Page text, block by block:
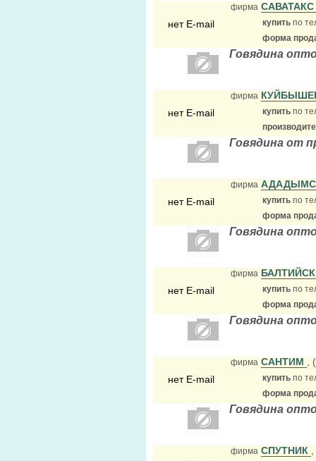
нет E-mail
фирма САВАТАКС
купить по
форма
Говядина
нет E-mail
фирма
купить по
Говядина от
нет E-mail
фирма
купить по
форма
Говядина
нет E-mail
фирма
купить по
форма
Говядина
нет E-mail
фирма САНТИМ
купить по
форма
Говядина
фирма СПУТНИК